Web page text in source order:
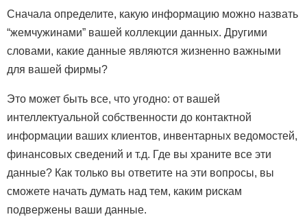
Сначала определите, какую информацию можно назвать
“жемчужинами” вашей коллекции данных. Другими
словами, какие данные являются жизненно важными
для вашей фирмы?
Это может быть все, что угодно: от вашей
интеллектуальной собственности до контактной
информации ваших клиентов, инвентарных ведомостей,
финансовых сведений и т.д. Где вы храните все эти
данные? Как только вы ответите на эти вопросы, вы
сможете начать думать над тем, каким рискам
подвержены ваши данные.